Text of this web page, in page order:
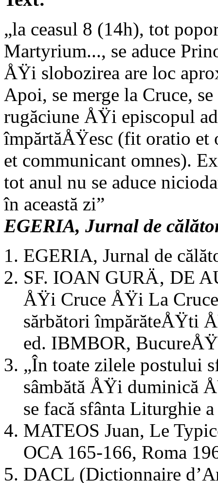
„la ceasul 8 (14h), tot
Martyrium..., se aduce
ÅŸi slobozirea are loc
Apoi, se merge la Cruce,
rugăciune ÅŸi episcopul
împărtăÅŸesc (fit oratio et
et communicant omnes).
tot anul nu se aduce
în această zi”
EGERIA, Jurnal de
EGERIA, Jurnal de
SF. IOAN GURÄ‚ DE
ÅŸi Cruce ÅŸi La
sărbători împărăteÅŸti
ed. IBMBOR,
„În toate zilele postului
sâmbătă ÅŸi duminică
se facă sfânta Liturghie
MATEOS Juan, Le
OCA 165-166, Roma
DACL (Dictionnaire